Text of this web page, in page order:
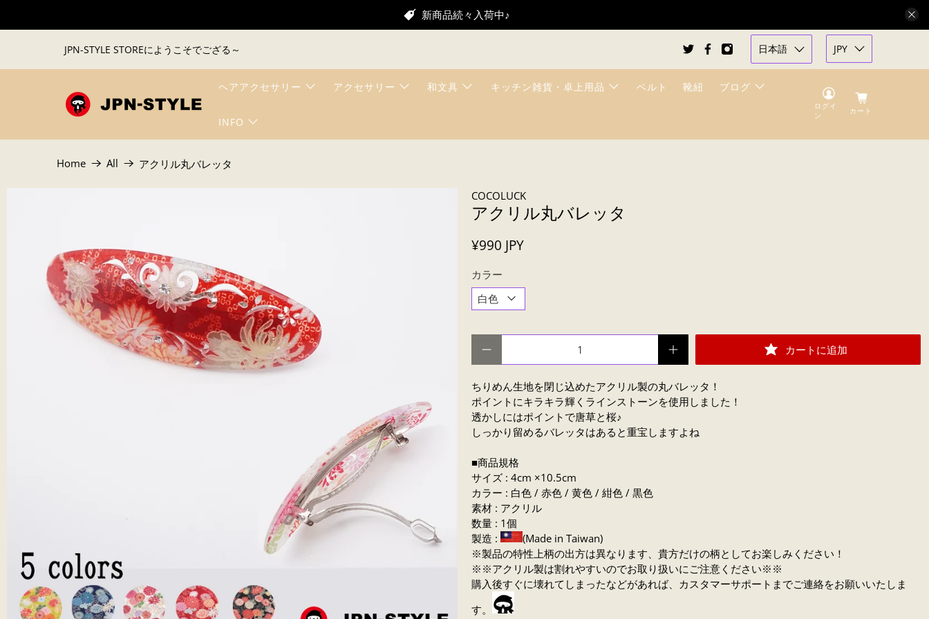
新商品続々入荷中♪
JPN-STYLE STOREにようこそでござる～ 日本語 JPY
ヘアアクセサリー アクセサリー 和文具 キッチン雑貨・卓上用品 ベルト 靴紐 ブログ
INFO
ログイ
ン
カート
Home All アクリル丸バレッタ
COCOLUCK
アクリル丸バレッタ
¥990 JPY
カラー
カートに追加
ちりめん生地を閉じ込めたアクリル製の丸バレッタ！
ポイントにキラキラ輝くラインストーンを使用しました！
透かしにはポイントで唐草と桜♪
しっかり留めるバレッタはあると重宝しますよね
■商品規格
サイズ : 4cm ×10.5cm
カラー : 白色 / 赤色 / 黄色 / 紺色 / 黒色
素材 : アクリル
数量 : 1個
製造 :
(Made in Taiwan)
※製品の特性上柄の出方は異なります、貴方だけの柄としてお楽しみください！
※※アクリル製は割れやすいのでお取り扱いにご注意ください※※
購入後すぐに壊れてしまったなどがあれば、カスタマーサポートまでご連絡をお願いいたしま
す。